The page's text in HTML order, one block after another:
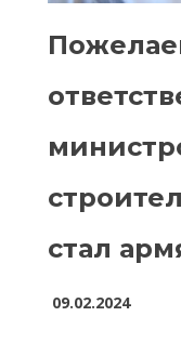
стал
09.02.2024